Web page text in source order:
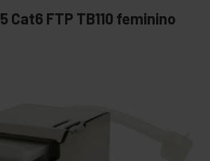
Cat6 FTP TB110 feminino